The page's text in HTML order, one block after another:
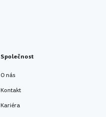
Společnost
O nás
Kontakt
Kariéra